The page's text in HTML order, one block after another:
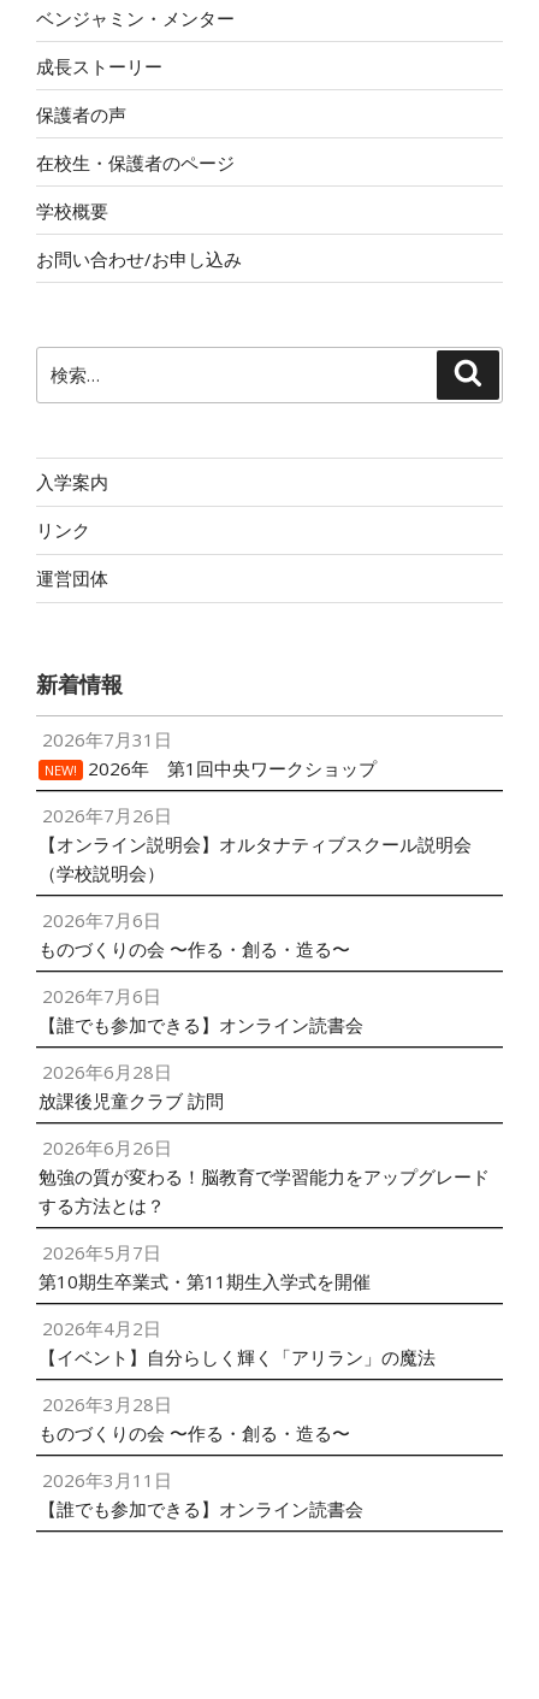
ベンジャミン・メンター
成長ストーリー
保護者の声
在校生・保護者のページ
学校概要
お問い合わせ/お申し込み
索:
入学案内
リンク
運営団体
新着情報
2026年7月31日
NEW!
2026年 第1回中央ワークショップ
2026年7月26日
【オンライン説明会】オルタナティブスクール説明会
（学校説明会）
2026年7月6日
ものづくりの会 〜作る・創る・造る〜
2026年7月6日
【誰でも参加できる】オンライン読書会
2026年6月28日
放課後児童クラブ 訪問
2026年6月26日
勉強の質が変わる！脳教育で学習能力をアップグレード
する方法とは？
2026年5月7日
第10期生卒業式・第11期生入学式を開催
2026年4月2日
【イベント】自分らしく輝く「アリラン」の魔法
2026年3月28日
ものづくりの会 〜作る・創る・造る〜
2026年3月11日
【誰でも参加できる】オンライン読書会